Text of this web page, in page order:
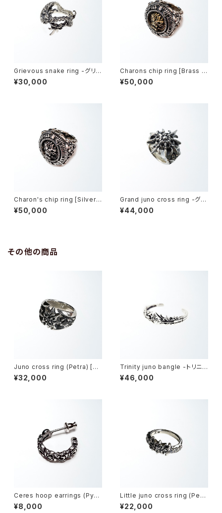
Grievous snake ring -グリ
ーヴァスネーク・リング-
¥30,000
Charons chip ring [Brass m
odel] -カロンズチップ・リング-
¥50,000
Charon's chip ring [Silver
model] -カロンズチップ・リン
グ-
¥50,000
Grand juno cross ring -グラ
ンドジュノークロスリング-
¥44,000
その他の商品
Juno cross ring (Petra) [Bl
ack zirconia] -ジュノークロ
ス・リング-
¥32,000
Trinity juno bangle -トリニテ
ィジュノー・バングル-
¥46,000
Ceres hoop earrings (Pycn
os) -ケレス・フープピアス-
¥8,000
Little juno cross ring (Petr
a) [Cubic zirconia] -リトルジ
ュノークロスリング-
¥22,000